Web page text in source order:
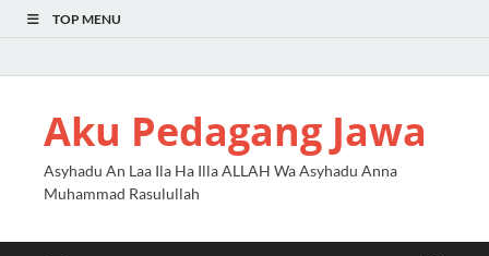
TOP MENU
Aku Pedagang Jawa
Asyhadu An Laa Ila Ha Illa ALLAH Wa Asyhadu Anna
Muhammad Rasulullah